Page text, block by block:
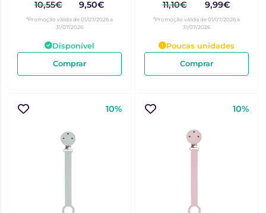
10,55€ 9,50€
*Promoção válida de 01/07/2026 a
31/07/2026
Disponível
Comprar
11,10€ 9,99€
*Promoção válida de 01/07/2026 a
31/07/2026
Poucas unidades
Comprar
10% 10%